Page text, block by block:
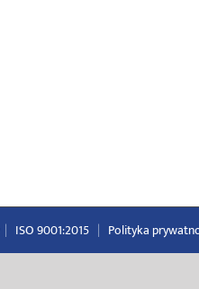
| ISO 9001:2015 | Polityka